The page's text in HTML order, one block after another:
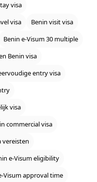
visa
visa
Benin visit visa
Benin e‑Visum 30 multiple
Benin visa
entry visa
visa
commercial visa
vereisten
e‑Visum eligibility
approval time